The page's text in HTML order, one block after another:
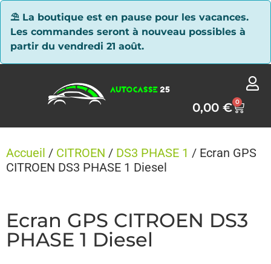
⛱ La boutique est en pause pour les vacances.
Les commandes seront à nouveau possibles à
partir du vendredi 21 août.
0,00€ 0
Accueil / CITROEN / DS3 PHASE 1 / Ecran GPS
CITROEN DS3 PHASE 1 Diesel
Ecran GPS CITROEN DS3
PHASE 1 Diesel
Panneau de gestion des cookies